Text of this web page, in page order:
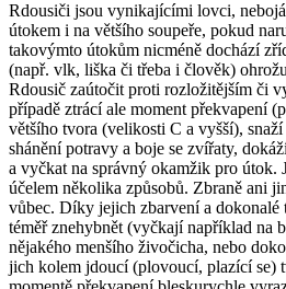
Rdousiči jsou vynikajícími lovci,
útokem i na většího soupeře, pokud
takovýmto útokům nicméně dochází
(např. vlk, liška či třeba i člověk)
Rdousič zaútočit proti rozložitějším či
případě ztrácí ale moment překvapení
většího tvora (velikosti C a vyšší), snaží
shánění potravy a boje se zvířaty,
a vyčkat na správný okamžik pro
účelem několika způsobů. Zbraně ani
vůbec. Díky jejich zbarvení a
téměř znehybnět (vyčkají například na
nějakého menšího živočicha, nebo
jich kolem jdoucí (plovoucí, plazící se)